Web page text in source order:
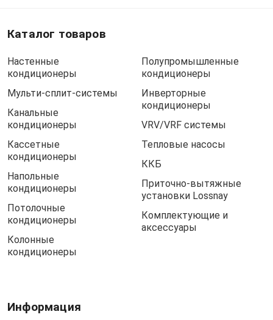
Каталог товаров
Настенные
кондиционеры
Мульти-сплит-системы
Канальные
кондиционеры
Кассетные
кондиционеры
Напольные
кондиционеры
Потолочные
кондиционеры
Колонные
кондиционеры
Полупромышленные
кондиционеры
Инверторные
кондиционеры
VRV/VRF системы
Тепловые насосы
ККБ
Приточно-вытяжные
установки Lossnay
Комплектующие и
аксессуары
Информация